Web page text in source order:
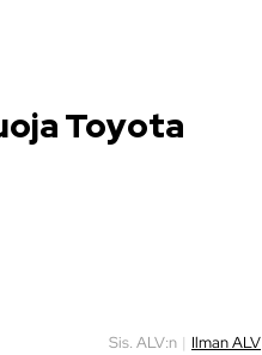
Toyota
Sis. ALV:n | Ilman ALV